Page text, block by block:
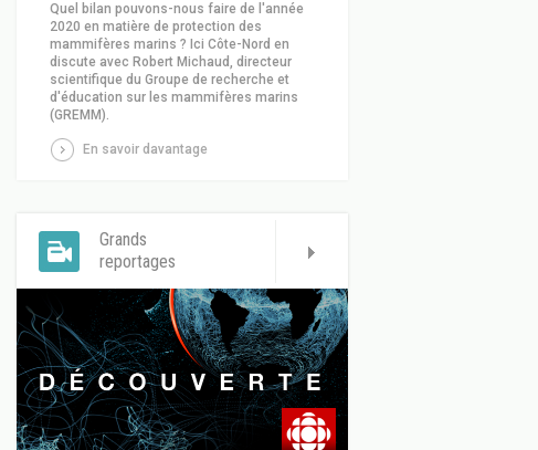
Quel bilan pouvons-nous faire de l'année
2020 en matière de protection des
mammifères marins ? Ici Côte-Nord en
discute avec Robert Michaud, directeur
scientifique du Groupe de recherche et
d'éducation sur les mammifères marins
(GREMM).
En savoir davantage
Grands
reportages